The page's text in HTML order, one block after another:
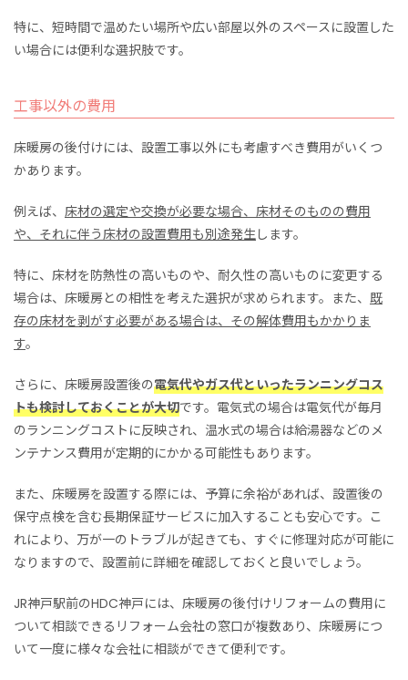
特に、短時間で温めたい場所や広い部屋以外のスペースに設置した
い場合には便利な選択肢です。
工事以外の費用
床暖房の後付けには、設置工事以外にも考慮すべき費用がいくつ
かあります。
例えば、 床材の選定や交換が必要な場合、床材そのものの費用
や、それに伴う床材の設置費用も別途発生します。
特に、床材を防熱性の高いものや、耐久性の高いものに変更する
場合は、床暖房との相性を考えた選択が求められます。また、 既
存の床材を剥がす必要がある場合は、その解体費用もかかりま
す。
さらに、床暖房設置後の電気代やガス代といったランニングコス
トも検討しておくことが大切です。電気式の場合は電気代が毎月
のランニングコストに反映され、温水式の場合は給湯器などのメ
ンテナンス費用が定期的にかかる可能性もあります。
また、床暖房を設置する際には、予算に余裕があれば、設置後の
保守点検を含む長期保証サービスに加入することも安心です。こ
れにより、万が一のトラブルが起きても、すぐに修理対応が可能に
なりますので、設置前に詳細を確認しておくと良いでしょう。
JR神戸駅前のHDC神戸には、床暖房の後付けリフォームの費用に
ついて相談できるリフォーム会社の窓口が複数あり、床暖房につ
いて一度に様々な会社に相談ができて便利です。